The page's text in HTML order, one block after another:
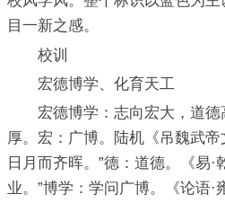
目一新之感。
校训
宏德博学、化育天工
宏德博学：志向宏大，道德
厚。宏：广博。陆机《吊魏武
日月而齐晖。”德：道德。《易·
业。”博学：学问广博。《论语·